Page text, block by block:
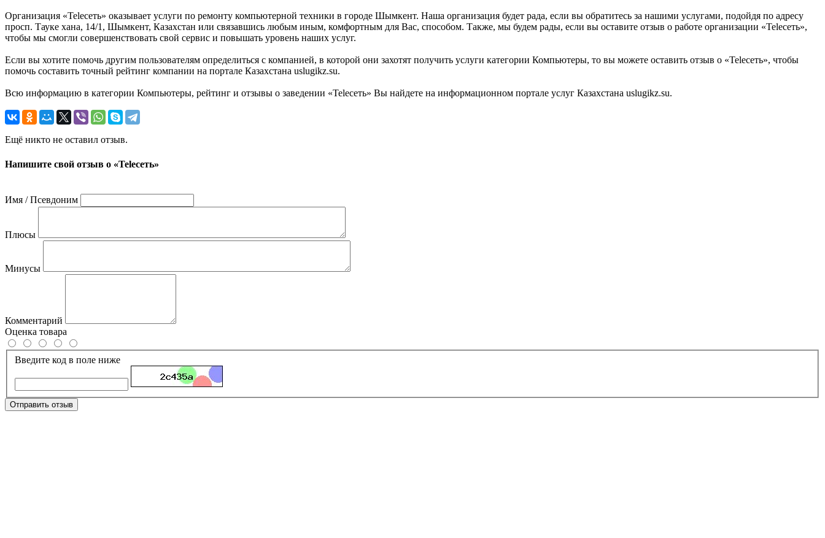
Организация «Teleсеть» оказывает услуги по ремонту компьютерной техники в городе Шымкент. Наша организация будет рада, если вы обратитесь за нашими услугами, подойдя по адресу
просп. Тауке хана, 14/1, Шымкент, Казахстан или связавшись любым иным, комфортным для Вас, способом. Также, мы будем рады, если вы оставите отзыв о работе организации «Teleсеть»,
чтобы мы смогли совершенствовать свой сервис и повышать уровень наших услуг.
Если вы хотите помочь другим пользователям определиться с компанией, в которой они захотят получить услуги категории Компьютеры, то вы можете оставить отзыв о «Teleсеть», чтобы
помочь составить точный рейтинг компании на портале Казахстана uslugikz.su.
Всю информацию в категории Компьютеры, рейтинг и отзывы о заведении «Teleсеть» Вы найдете на информационном портале услуг Казахстана uslugikz.su.
Ещё никто не оставил отзыв.
Напишите свой отзыв о «Teleсеть»
Имя / Псевдоним
Плюсы
Минусы
Комментарий
Оценка товара
Введите код в поле ниже
Отправить отзыв